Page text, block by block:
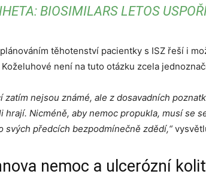
IHETA: BIOSIMILARS LETOS
těhotenství pacientky s ISZ řeší i
není na tuto otázku zcela
zatím nejsou známé, ale z dosavadních
hrají. Nicméně, aby nemoc propukla, musí se
svých předcích bezpodmínečně zdědí,“
nemoc a ulcerózní